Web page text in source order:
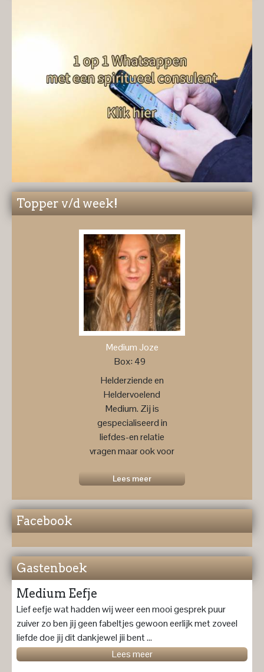
Topper v/d week!
Medium Joze
Box: 49
Helderziende en
Heldervoelend
Medium. Zij is
gespecialiseerd in
liefdes-en relatie
vragen maar ook voor
toekomstprognose ....
Lees meer
Facebook
Gastenboek
Medium Eefje
Lief eefje wat hadden wij weer een mooi gesprek puur
zuiver zo ben jij geen fabeltjes gewoon eerlijk met zoveel
liefde doe jij dit dankjewel jii bent ...
Lees meer